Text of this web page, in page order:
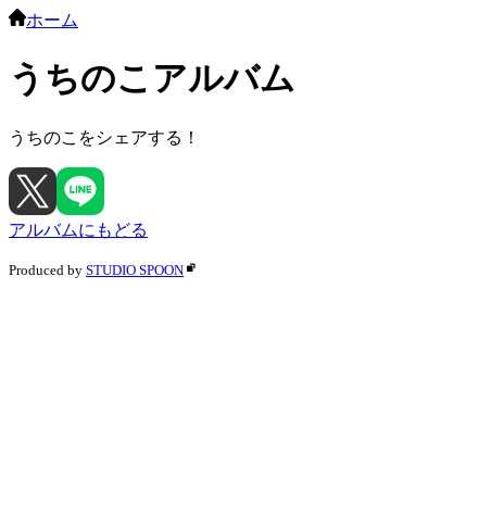
ホーム
うちのこアルバム
うちのこをシェアする！
アルバムにもどる
Produced by STUDIO SPOON